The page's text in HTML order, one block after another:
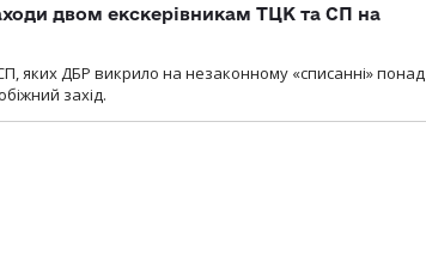
двом екскерівникам ТЦК та СП на
яких ДБР викрило на незаконному «списанні» понад
захід.